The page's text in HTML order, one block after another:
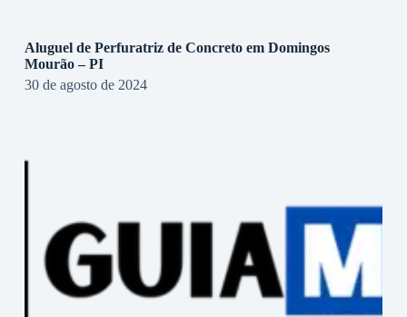
Aluguel de Perfuratriz de Concreto em Domingos
Mourão – PI
30 de agosto de 2024